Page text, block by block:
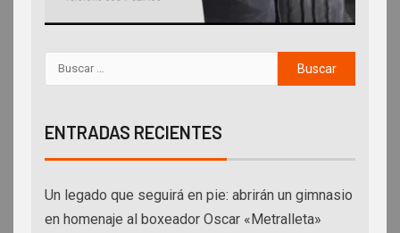
ENTRADAS RECIENTES
Un legado que seguirá en pie: abrirán un gimnasio
en homenaje al boxeador Oscar «Metralleta»